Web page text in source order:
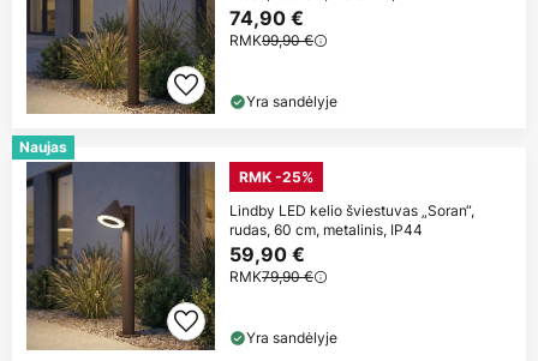
74,90 €
RMK99,90 €
Yra sandėlyje
Naujas
RMK -25%
Lindby LED kelio šviestuvas „Soran“,
rudas, 60 cm, metalinis, IP44
59,90 €
RMK79,90 €
Yra sandėlyje